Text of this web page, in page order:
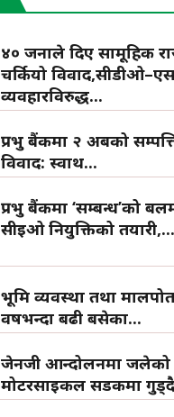
४० जनाले दिए सामूहिक
चर्कियो
व्यवहारविरुद्ध...
प्रभु बैंकमा २ अर्बको
विवाद: स्वार्थ...
प्रभु बैंकमा ‘सम्बन्ध’को
सीईओ नियुक्तिको तयारी,...
भूमि व्यवस्था तथा
वर्षभन्दा बढी बसेका...
जेनजी आन्दोलनमा जलेको
मोटरसाइकल सडकमा